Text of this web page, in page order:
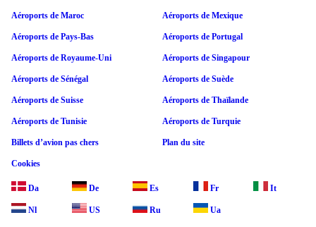
Aéroports de Maroc Aéroports de Mexique
Aéroports de Pays-Bas Aéroports de Portugal
Aéroports de Royaume-Uni Aéroports de Singapour
Aéroports de Sénégal Aéroports de Suède
Aéroports de Suisse Aéroports de Thaïlande
Aéroports de Tunisie Aéroports de Turquie
Billets d’avion pas chers Plan du site
Cookies
Da De Es Fr It
Nl US Ru Ua